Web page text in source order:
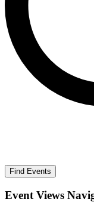
Find Events
Event Views